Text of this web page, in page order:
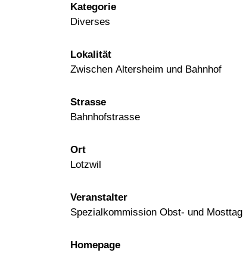
Kategorie
Diverses
Lokalität
Zwischen Altersheim und Bahnhof
Strasse
Bahnhofstrasse
Ort
Lotzwil
Veranstalter
Spezialkommission Obst- und Mosttag
Homepage